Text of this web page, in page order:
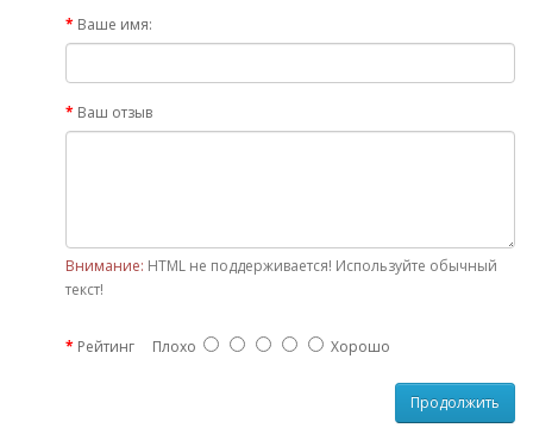
Ваше имя:
Ваш отзыв
Внимание: HTML не поддерживается! Используйте обычный
текст!
Рейтинг Плохо Хорошо
Продолжить